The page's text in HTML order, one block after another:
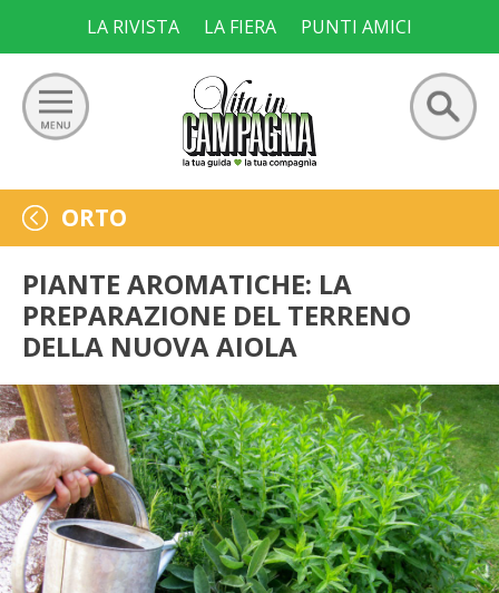
content
LA RIVISTA LA FIERA PUNTI AMICI
Ricerca
per:
GIARDINO
ORTO
FRUTTETO
VIGNETO
ALLEVAMENTI
BIODIVERSITÀ
CUCINA
ORTO
PIANTE AROMATICHE: LA
PREPARAZIONE DEL TERRENO
DELLA NUOVA AIOLA